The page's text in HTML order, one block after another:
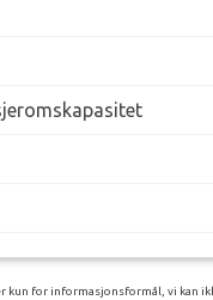
kun for informasjonsformål, vi kan